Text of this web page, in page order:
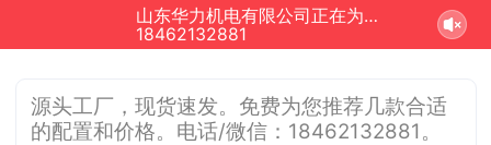
山东华力机电有限公司正在为您服务
18462132881
源头工厂，现货速发。免费为您推荐几款合适
的配置和价格。电话/微信：18462132881。